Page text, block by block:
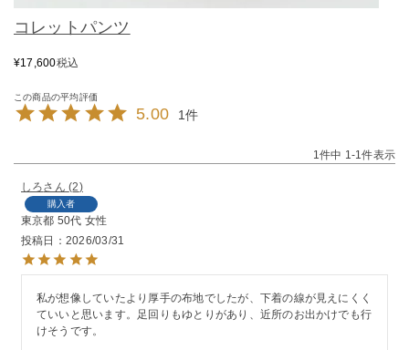
コレットパンツ
¥17,600税込
5.00 1
1件中 1-1件表示
しろ 2
購入者
東京都 50代 女性
投稿日
2026/03/31
私が想像していたより厚手の布地でしたが、下着の線が見えにくく
ていいと思います。足回りもゆとりがあり、近所のお出かけでも行
けそうです。